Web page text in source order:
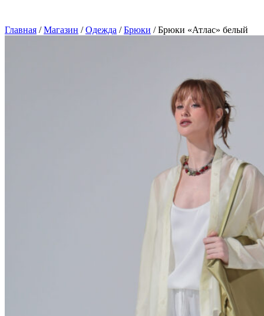
Главная /Магазин /Одежда /Брюки / Брюки «Атлас» белый